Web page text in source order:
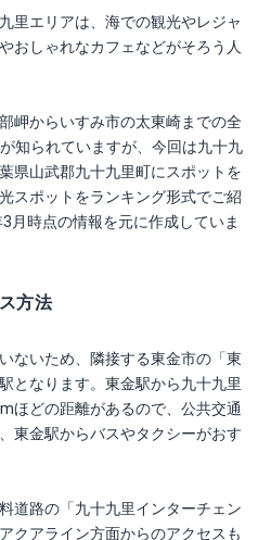
里エリアは、海での観光やレジャ
おしゃれなカフェなどがそろう人
岬からいすみ市の太東崎までの全
知られていますが、今回は九十九
県山武郡九十九里町にスポットを
スポットをランキング形式でご紹
月時点の情報を元に作成していま
方法
ないため、隣接する東金市の「東
となります。東金駅から九十九里
ほどの距離があるので、公共交通
東金駅からバスやタクシーがおす
道路の「九十九里インターチェン
クアライン方面からのアクセスも